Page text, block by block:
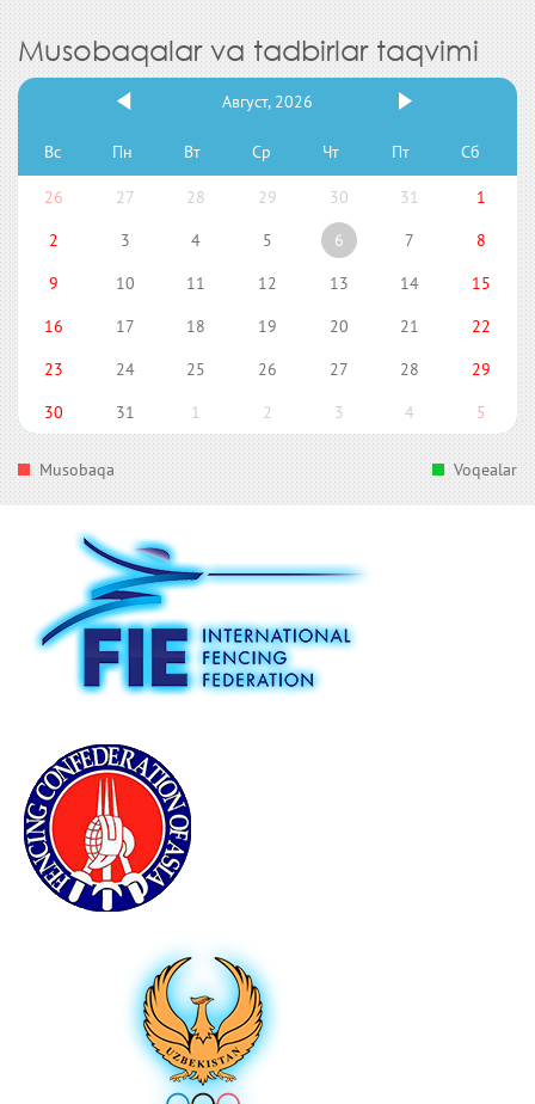
Musobaqalar va tadbirlar taqvimi
Август, 2026
Вс Пн Вт Ср Чт Пт Сб
26 27 28 29 30 31
1
2
3 4 5 6 7
8
9
10 11 12 13 14
15
16
17 18 19 20 21
22
23
24 25 26 27 28
29
30
31 1 2 3 4 5
Musobaqa Voqealar